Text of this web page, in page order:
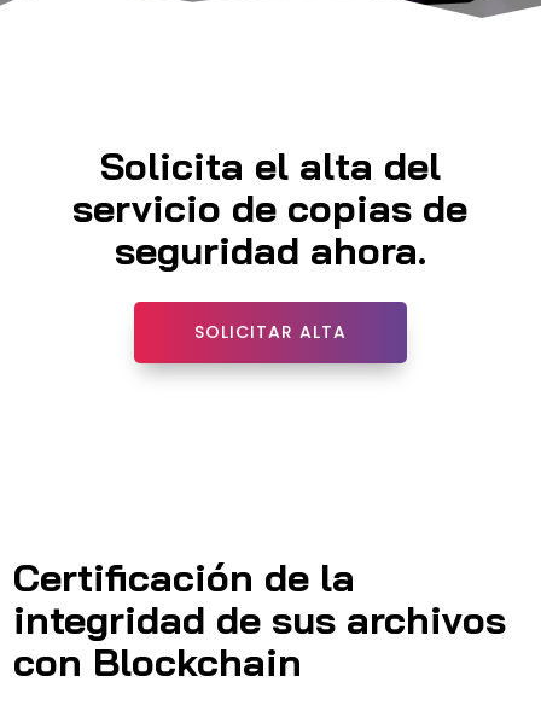
Solicita el alta del
servicio de copias de
seguridad ahora.
SOLICITAR ALTA
Certificación de la
integridad de sus archivos
con Blockchain